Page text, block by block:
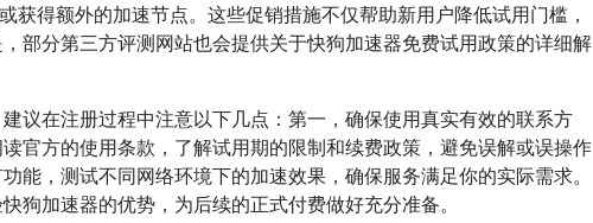
获得额外的加速节点。这些促销措施不仅帮助新用户降低试用门槛，
部分第三方评测网站也会提供关于快狗加速器免费试用政策的详细解
议在注册过程中注意以下几点：第一，确保使用真实有效的联系方
官方的使用条款，了解试用期的限制和续费政策，避免误解或误操作
能，测试不同网络环境下的加速效果，确保服务满足你的实际需求。
狗加速器的优势，为后续的正式付费做好充分准备。